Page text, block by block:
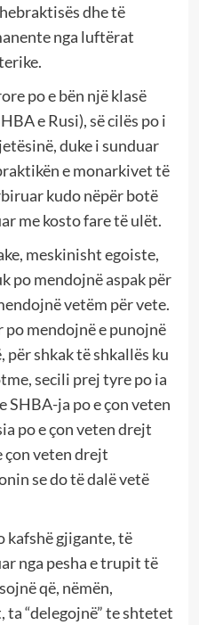
dhe të
nga luftërat
po e bën një klasë
e Rusi), së cilës po i
duke i sunduar
e monarkivet të
kudo nëpër botë
me kosto fare të ulët.
meskinisht egoiste,
po mendojnë aspak për
vetëm për vete.
mendojnë e punojnë
për shkak të shkallës ku
secili prej tyre po ia
SHBA-ja po e çon veten
po e çon veten drejt
çon veten drejt
se do të dalë vetë
kafshë gjigante, të
nga pesha e trupit të
që, nëmën,
“delegojnë” te shtetet